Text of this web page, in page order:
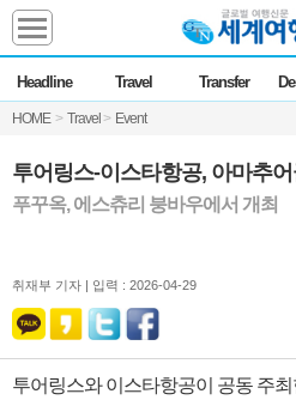
Headline Travel Transfer
HOME > Travel > Event
Headline
전체 News
Commentary Opinion
Focus Marketing
ZoomIn
Transfer
Destination
투어링스-이스타항공, 아마추
푸꾸옥, 에스츄리 붕바우에서 개최
취재부 기자 | 입력 : 2026-04-29
투어링스와 이스타항공이 공동 주